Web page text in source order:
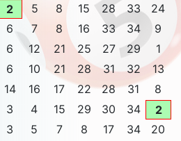
2 5 8 15 28 33
24
6 7 8 16 33 34
9
6 12 21 25 27 29
1
6 10 21 28 31 32
13
14 16 17 22 28 31
8
3 4 15 29 30 34
2
3 5 7 8 17 34
20